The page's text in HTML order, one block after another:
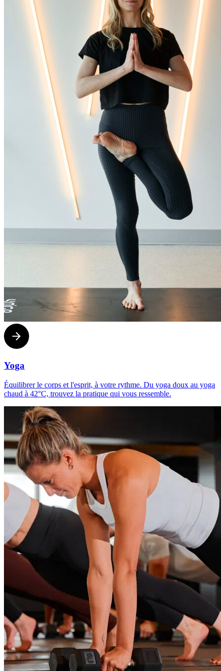
Yoga
Équilibrer le corps et l'esprit, à votre rythme. Du yoga doux au yoga
chaud à 42°C, trouvez la pratique qui vous ressemble.